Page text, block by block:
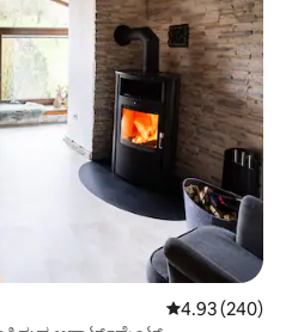
5 ರಲ್ಲಿ 4.93
4.93 (240)